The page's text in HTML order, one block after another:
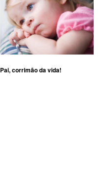
Pai, corrimão da vida!